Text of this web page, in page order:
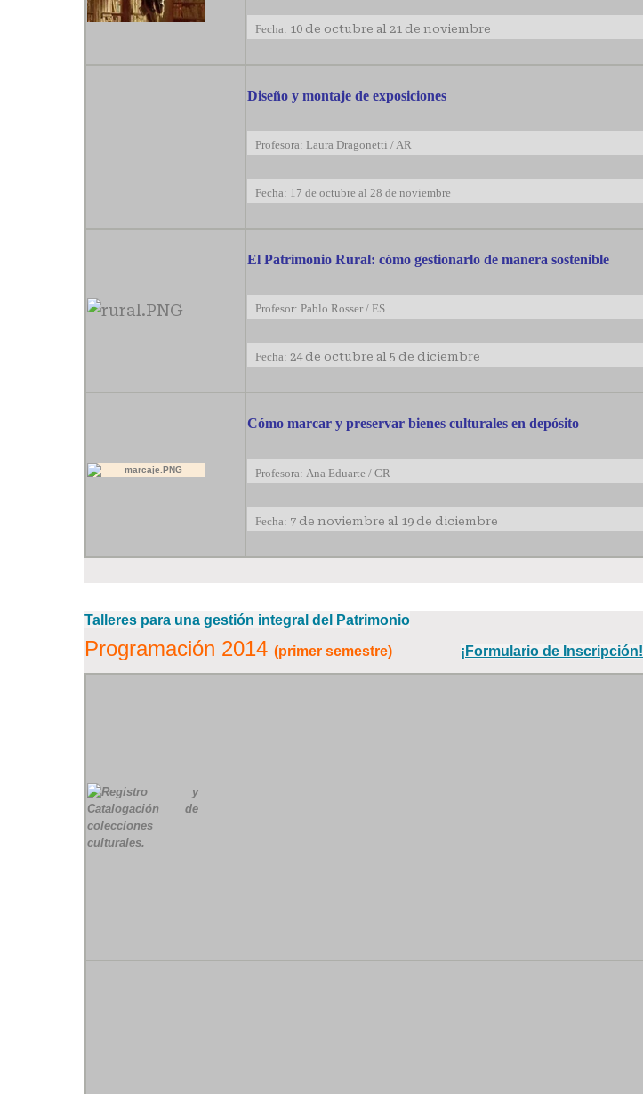
Fecha: 10 de octubre al 21 de noviembre
Diseño y montaje de exposiciones
Profesora: Laura Dragonetti / AR
Fecha: 17 de octubre al 28 de noviembre
El Patrimonio Rural: cómo gestionarlo de manera sostenible
Profesor: Pablo Rosser / ES
Fecha: 24 de octubre al 5 de diciembre
Cómo marcar y preservar bienes culturales en depósito
Profesora: Ana Eduarte / CR
Fecha: 7 de noviembre al 19 de diciembre
Talleres para una gestión integral del Patrimonio
Programación 2014 (primer semestre) ¡Formulario de Inscripción!